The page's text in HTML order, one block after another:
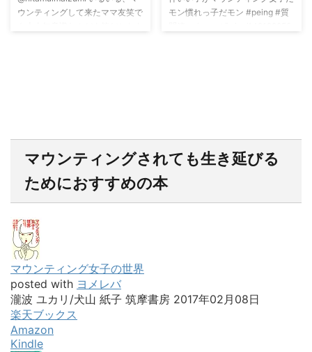
ウンティングして来たママ友笑で
学、最近行ったママ友ランチの批
評。。?本強より イヤ。三年生送
る会だけで終わる訳なく二次会、
三次会あり泣く?— おりりん
(@3wPyLgUBRGqKkf9)S ...
モン慣れっ子だモン #peing #質
気持ちになりました。お綺麗な人
だからこそ、そういう思いやそう
いう環境に居たんだと切ない気持
マウンティングされても生き延びる
ためにおすすめの本
マウンティング女子の世界
posted with ヨメレバ
瀧波 ユカリ/犬山 紙子 筑摩書房 2017年02月08日
楽天ブックス
Amazon
Kindle